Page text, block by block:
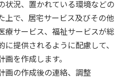
状況、置かれている環境などの
上で、居宅サービス及びその他
療サービス、福祉サービスが総
に提供されるように配慮して、
を作成します。
画の作成後の連絡、調整